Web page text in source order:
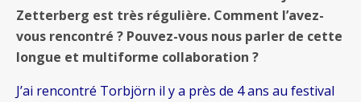
Zetterberg est très régulière. Comment l’avez-
vous rencontré ? Pouvez-vous nous parler de cette
longue et multiforme collaboration ?
J’ai rencontré Torbjörn il y a près de 4 ans au festival